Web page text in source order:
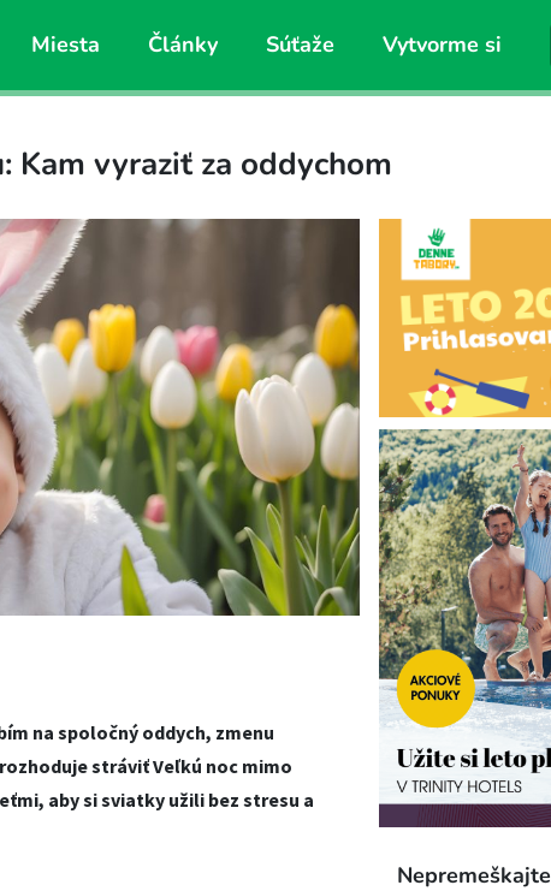
Miesta Články Súťaže Vytvorme si
Kam vyraziť za oddychom
na spoločný oddych, zmenu
stráviť Veľkú noc mimo
aby si sviatky užili bez stresu a
Nepremeškajte